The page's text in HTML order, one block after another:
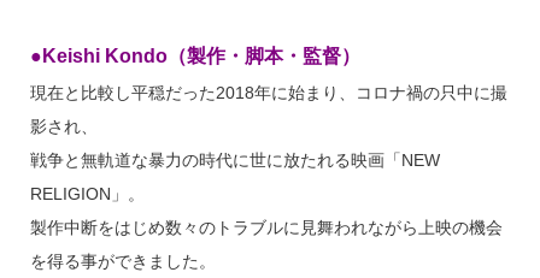
●Keishi Kondo（製作・脚本・監督）
現在と比較し平穏だった2018年に始まり、コロナ禍の只中に撮
影され、
戦争と無軌道な暴力の時代に世に放たれる映画「NEW
RELIGION」。
製作中断をはじめ数々のトラブルに見舞われながら上映の機会
を得る事ができました。